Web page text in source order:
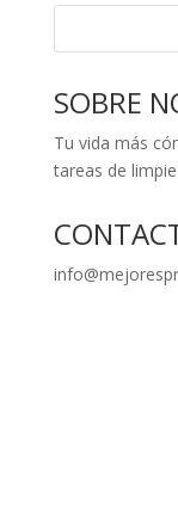
SOBRE
Tu vida más
tareas de